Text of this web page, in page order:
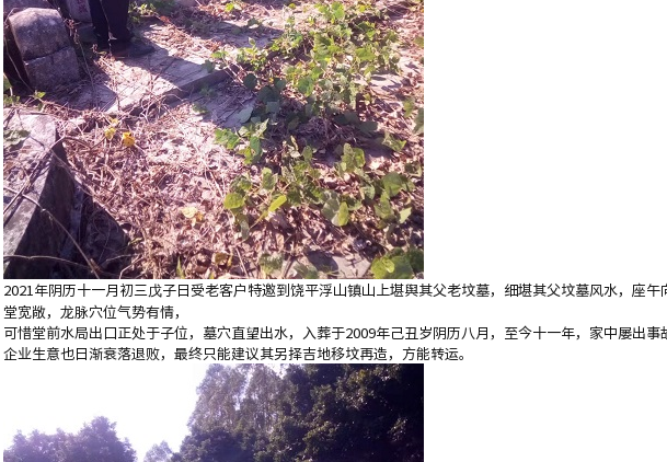
2021年阴历十一月初三戊子日受老客户特邀到饶平浮山镇山上堪舆其父老坟墓，细堪其父坟墓风水，座午
堂宽敞，龙脉穴位气势有情，
可惜堂前水局出口正处于子位，墓穴直望出水，入葬于2009年己丑岁阴历八月，至今十一年，家中屡出事
企业生意也日渐衰落退败，最终只能建议其另择吉地移坟再造，方能转运。